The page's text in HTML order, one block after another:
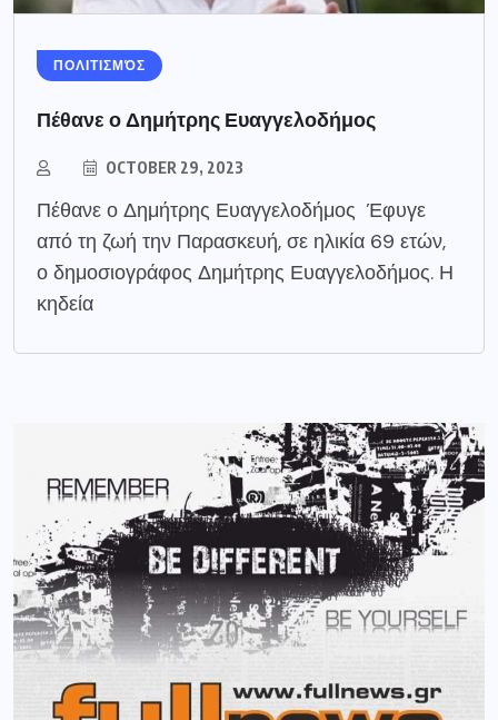
ΠΟΛΙΤΙΣΜΌΣ
Πέθανε ο Δημήτρης Ευαγγελοδήμος
OCTOBER 29, 2023
Πέθανε ο Δημήτρης Ευαγγελοδήμος Έφυγε
από τη ζωή την Παρασκευή, σε ηλικία 69 ετών,
ο δημοσιογράφος Δημήτρης Ευαγγελοδήμος. Η
κηδεία